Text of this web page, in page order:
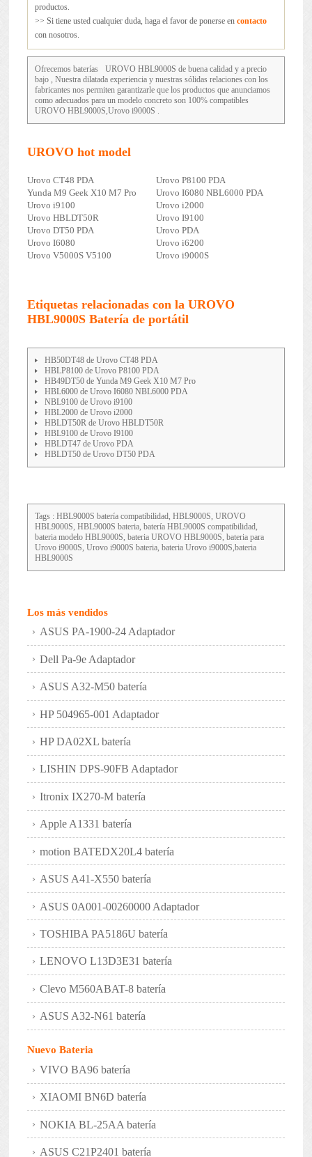
productos.
>> Si tiene usted cualquier duda, haga el favor de ponerse en contacto
con nosotros.
Ofrecemos baterías UROVO HBL9000S de buena calidad y a precio
bajo , Nuestra dilatada experiencia y nuestras sólidas relaciones con los
fabricantes nos permiten garantizarle que los productos que anunciamos
como adecuados para un modelo concreto son 100% compatibles
UROVO HBL9000S,Urovo i9000S .
UROVO hot model
Urovo CT48 PDA
Urovo P8100 PDA
Yunda M9 Geek X10 M7 Pro
Urovo I6080 NBL6000 PDA
Urovo i9100
Urovo i2000
Urovo HBLDT50R
Urovo I9100
Urovo DT50 PDA
Urovo PDA
Urovo I6080
Urovo i6200
Urovo V5000S V5100
Urovo i9000S
Etiquetas relacionadas con la UROVO
HBL9000S Batería de portátil
HB50DT48 de Urovo CT48 PDA
HBLP8100 de Urovo P8100 PDA
HB49DT50 de Yunda M9 Geek X10 M7 Pro
HBL6000 de Urovo I6080 NBL6000 PDA
NBL9100 de Urovo i9100
HBL2000 de Urovo i2000
HBLDT50R de Urovo HBLDT50R
HBL9100 de Urovo I9100
HBLDT47 de Urovo PDA
HBLDT50 de Urovo DT50 PDA
Tags : HBL9000S batería compatibilidad, HBL9000S, UROVO
HBL9000S, HBL9000S bateria, batería HBL9000S compatibilidad,
bateria modelo HBL9000S, bateria UROVO HBL9000S, bateria para
Urovo i9000S, Urovo i9000S bateria, bateria Urovo i9000S,bateria
HBL9000S
Los más vendidos
ASUS PA-1900-24 Adaptador
Dell Pa-9e Adaptador
ASUS A32-M50 batería
HP 504965-001 Adaptador
HP DA02XL batería
LISHIN DPS-90FB Adaptador
Itronix IX270-M batería
Apple A1331 batería
motion BATEDX20L4 batería
ASUS A41-X550 batería
ASUS 0A001-00260000 Adaptador
TOSHIBA PA5186U batería
LENOVO L13D3E31 batería
Clevo M560ABAT-8 batería
ASUS A32-N61 batería
Nuevo Bateria
VIVO BA96 batería
XIAOMI BN6D batería
NOKIA BL-25AA batería
ASUS C21P2401 batería